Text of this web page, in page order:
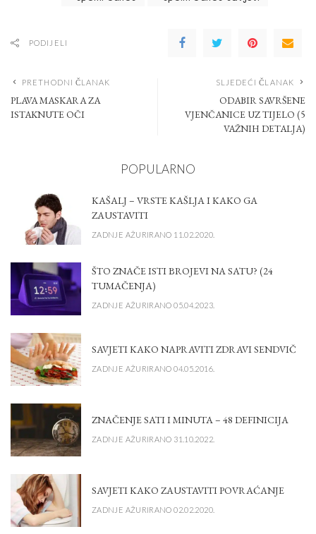
PODIJELI
PRETHODNI ČLANAK
PLAVA MASKARA ZA
ISTAKNUTE OČI
SLJEDEĆI ČLANAK
ODABIR SAVRŠENE
VJENČANICE UZ TIJELO (5
VAŽNIH DETALJA)
POPULARNO
KAŠALJ – VRSTE KAŠLJA I KAKO GA
ZAUSTAVITI
ZADNJE AŽURIRANO 11.02.2020.
ŠTO ZNAČE ISTI BROJEVI NA SATU? (24
TUMAČENJA)
ZADNJE AŽURIRANO 05.04.2023.
SAVJETI KAKO NAPRAVITI ZDRAVI SENDVIČ
ZADNJE AŽURIRANO 04.05.2016.
ZNAČENJE SATI I MINUTA – 48 DEFINICIJA
ZADNJE AŽURIRANO 31.10.2022.
SAVJETI KAKO ZAUSTAVITI POVRAĆANJE
ZADNJE AŽURIRANO 02.02.2020.